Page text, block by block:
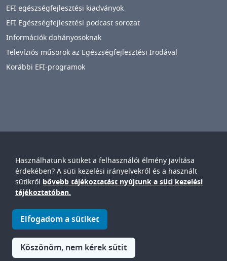
Használhatunk sütiket a felhasználói élmény javítása
érdekében? A süti kezelési irányelvekről és a használt
sütikről bővebb tájékoztatást nyújtunk a süti kezelési
tájékoztatóban.
Elfogadom a sütiket
Köszönöm, nem kérek sütit
IMAGE
IMAGE
EFI egészségfejlesztési kiadványok
EFI Egészségfejlesztési podcast sorozat
Információk dohányosoknak
Televíziós műsorok az Egészségfejlesztési Irodával
Korábbi EFI-programok
Győr-Moson-Sopron Vármegyei
Petz Aladár
Egyetemi Oktató Kórház
© Győr-Moson-Sopron Vármegyei Petz Aladár Egyetemi Oktató
Kórház • 9024. Győr, Vasvári P. u. 2-4.